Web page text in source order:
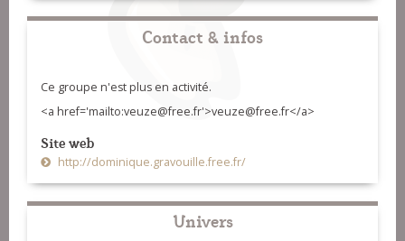
Contact & infos
Ce groupe n'est plus en activité.
<a href='mailto:veuze@free.fr'>veuze@free.fr</a>
Site web
http://dominique.gravouille.free.fr/
Univers